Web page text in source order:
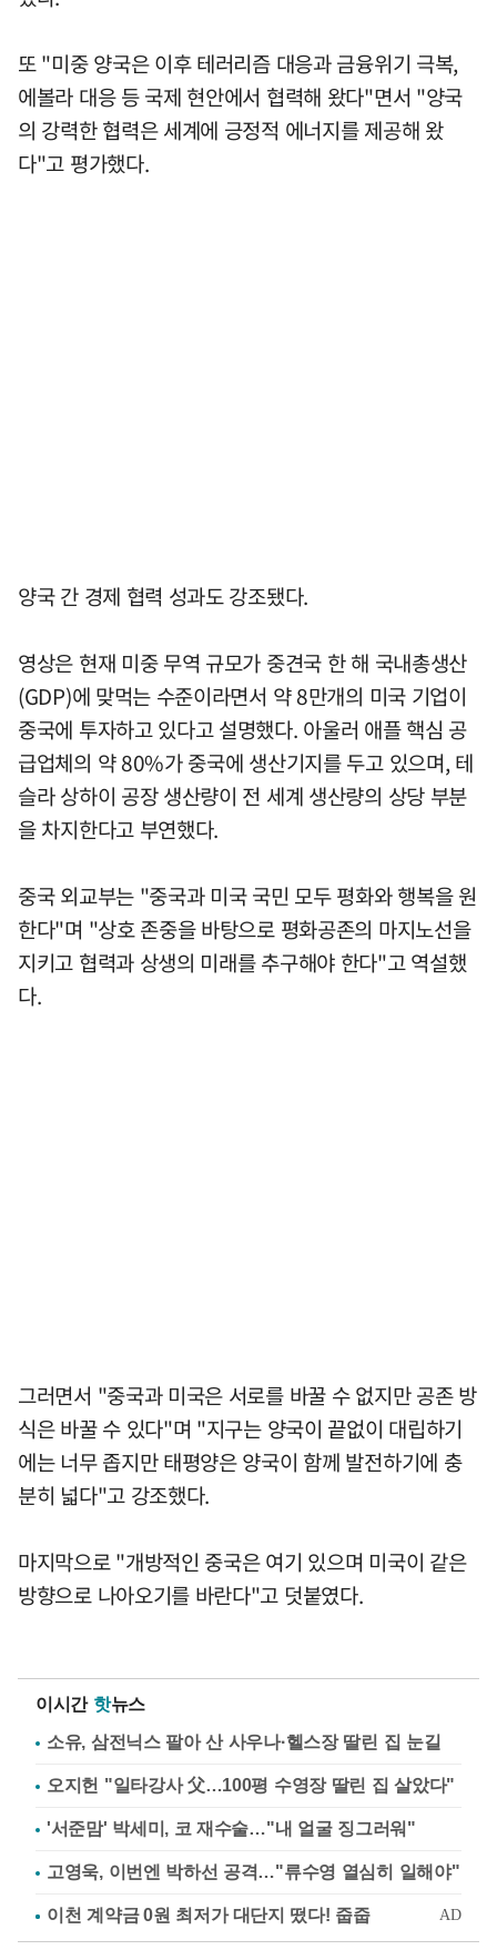
또 "미중 양국은 이후 테러리즘 대응과 금융위기 극복,
에볼라 대응 등 국제 현안에서 협력해 왔다"면서 "양국
의 강력한 협력은 세계에 긍정적 에너지를 제공해 왔
다"고 평가했다.
양국 간 경제 협력 성과도 강조됐다.
영상은 현재 미중 무역 규모가 중견국 한 해 국내총생산
(GDP)에 맞먹는 수준이라면서 약 8만개의 미국 기업이
중국에 투자하고 있다고 설명했다. 아울러 애플 핵심 공
급업체의 약 80%가 중국에 생산기지를 두고 있으며, 테
슬라 상하이 공장 생산량이 전 세계 생산량의 상당 부분
을 차지한다고 부연했다.
중국 외교부는 "중국과 미국 국민 모두 평화와 행복을 원
한다"며 "상호 존중을 바탕으로 평화공존의 마지노선을
지키고 협력과 상생의 미래를 추구해야 한다"고 역설했
다.
그러면서 "중국과 미국은 서로를 바꿀 수 없지만 공존 방
식은 바꿀 수 있다"며 "지구는 양국이 끝없이 대립하기
에는 너무 좁지만 태평양은 양국이 함께 발전하기에 충
분히 넓다"고 강조했다.
마지막으로 "개방적인 중국은 여기 있으며 미국이 같은
방향으로 나아오기를 바란다"고 덧붙였다.
이시간 핫뉴스
소유, 삼전닉스 팔아 산 사우나·헬스장 딸린 집 눈길
오지헌 "일타강사 父…100평 수영장 딸린 집 살았다"
'서준맘' 박세미, 코 재수술…"내 얼굴 징그러워"
고영욱, 이번엔 박하선 공격…"류수영 열심히 일해야"